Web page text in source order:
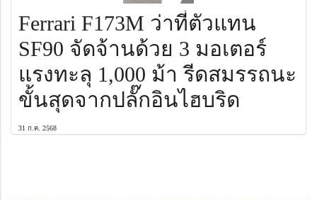
Ferrari F173M ว่าที่ตัวแทน
SF90 จัดจ้านด้วย 3 มอเตอร์
แรงทะลุ 1,000 ม้า รีดสมรรถนะ
ขั้นสุดจากปลั๊กอินไฮบริด
31 ก.ค. 2568